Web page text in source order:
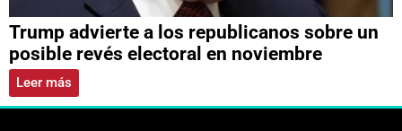
Trump advierte a los republicanos sobre un
posible revés electoral en noviembre
Leer más